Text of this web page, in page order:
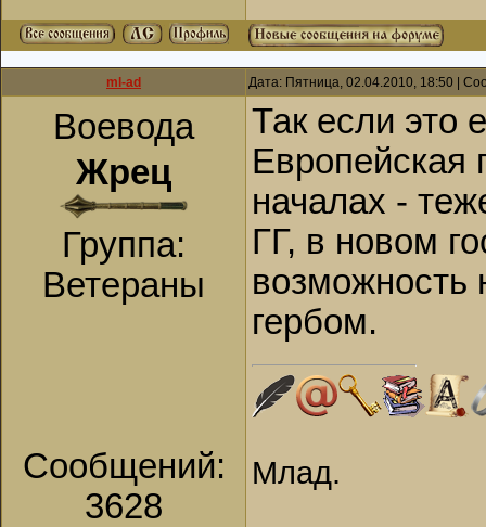
ml-ad Дата: Пятница, 02.04.2010, 18:50 |
Воевода
Жрец
Группа:
Ветераны
Сообщений:
3628
Так если это
Европейская
началах -
ГГ, в новом
возможность
гербом.
Млад.